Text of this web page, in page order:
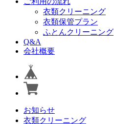
衣類クリーニング
衣類保管プラン
ふとんクリーニング
Q&A
会社概要
お知らせ
衣類クリーニング